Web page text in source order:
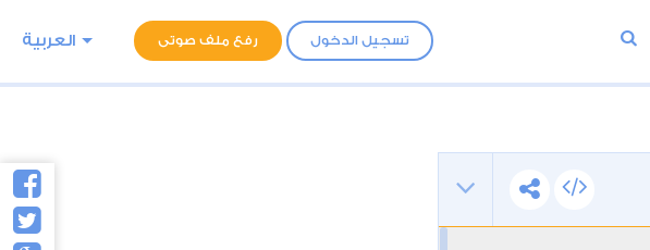
تسجيل الدخول رفع ملف صوتى العربية